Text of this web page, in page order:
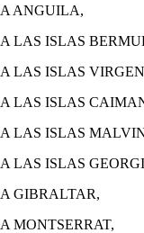
A ANGUILA,
A LAS ISLAS
A LAS ISLAS
A LAS ISLAS
A LAS ISLAS
A LAS ISLAS
A GIBRALTAR,
A MONTSERRAT,